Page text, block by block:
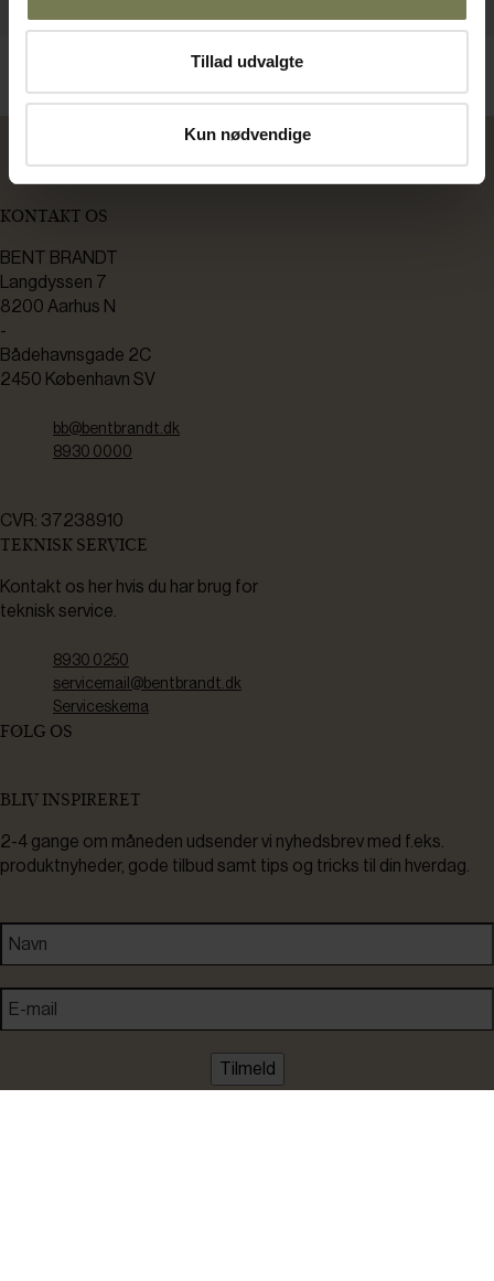
Tillad udvalgte
Kun nødvendige
KONTAKT OS
BENT BRANDT
Langdyssen 7
8200 Aarhus N
-
Bådehavnsgade 2C
2450 København SV
bb@bentbrandt.dk
8930 0000
CVR: 37238910
TEKNISK SERVICE
Kontakt os her hvis du har brug for
teknisk service.
8930 0250
servicemail@bentbrandt.dk
Serviceskema
FØLG OS
BLIV INSPIRERET
2-4 gange om måneden udsender vi nyhedsbrev med f.eks.
produktnyheder, gode tilbud samt tips og tricks til din hverdag.
Tilmeld